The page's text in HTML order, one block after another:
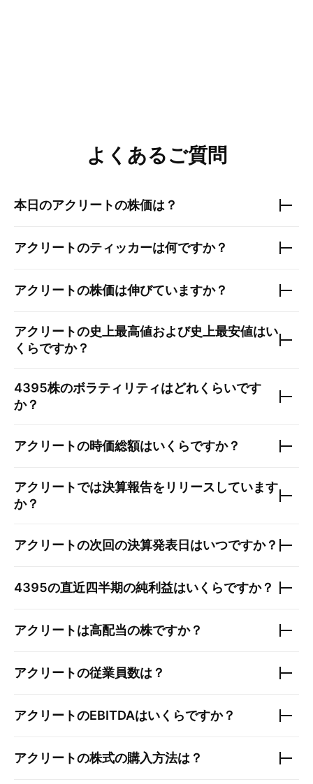
よくあるご質問
本日のアクリートの株価は？
アクリートのティッカーは何ですか？
アクリートの株価は伸びていますか？
アクリートの史上最高値および史上最安値はい
くらですか？
4395株のボラティリティはどれくらいです
か？
アクリートの時価総額はいくらですか？
アクリートでは決算報告をリリースしています
か？
アクリートの次回の決算発表日はいつですか？
4395の直近四半期の純利益はいくらですか？
アクリートは高配当の株ですか？
アクリートの従業員数は？
アクリートのEBITDAはいくらですか？
アクリートの株式の購入方法は？